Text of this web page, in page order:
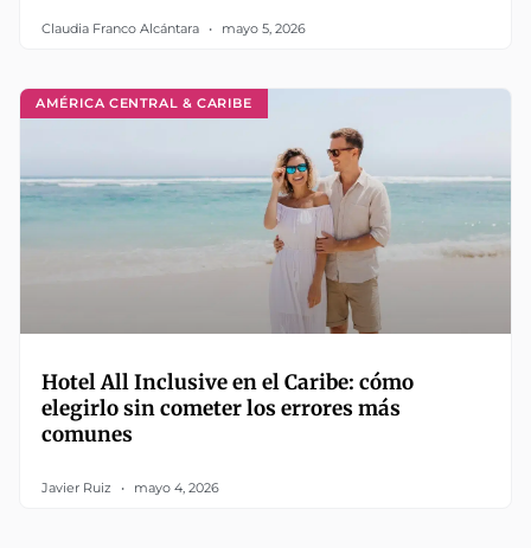
Claudia Franco Alcántara mayo 5, 2026
AMÉRICA CENTRAL & CARIBE
Hotel All Inclusive en el Caribe: cómo
elegirlo sin cometer los errores más
comunes
Javier Ruiz mayo 4, 2026